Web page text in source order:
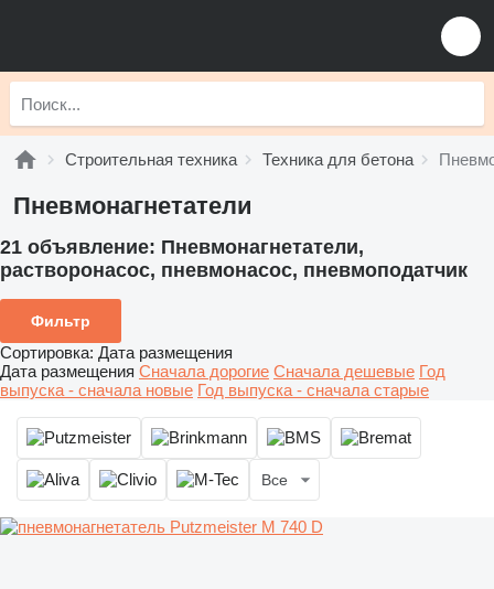
Строительная техника Техника для бетона
Пневмонагнетатели
21 объявление: Пневмонагнетатели,
растворонасос, пневмонасос, пневмоподатчик
Фильтр
Сортировка: Дата размещения
Дата размещения Сначала дорогие Сначала дешевые Год
выпуска - сначала новые Год выпуска - сначала старые
Все